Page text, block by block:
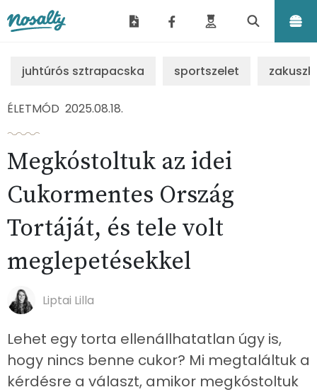
juhtúrós sztrapacska sportszelet
ÉLETMÓD 2025.08.18.
Megkóstoltuk az idei
Cukormentes Ország
Tortáját, és tele volt
meglepetésekkel
Liptai Lilla
Lehet egy torta ellenállhatatlan úgy is,
hogy nincs benne cukor? Mi megtaláltuk a
kérdésre a választ, amikor megkóstoltuk